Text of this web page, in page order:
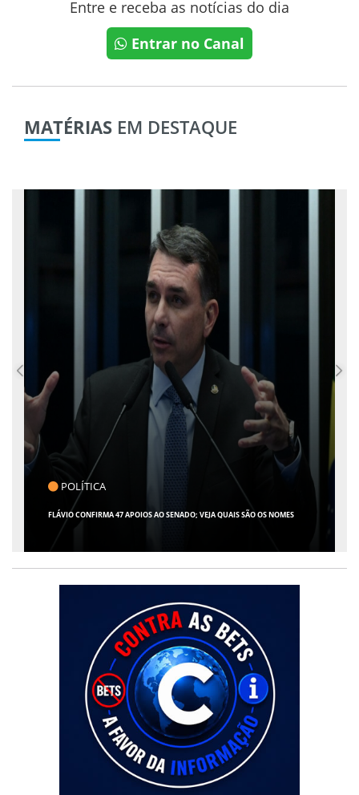
Entre e receba as notícias do dia
Entrar no Canal
MATÉRIAS EM DESTAQUE
CLICK INDICA
GIRO POR SERGIPE, BRASIL E MUNDO - 07 DE AGOSTO DE 2026